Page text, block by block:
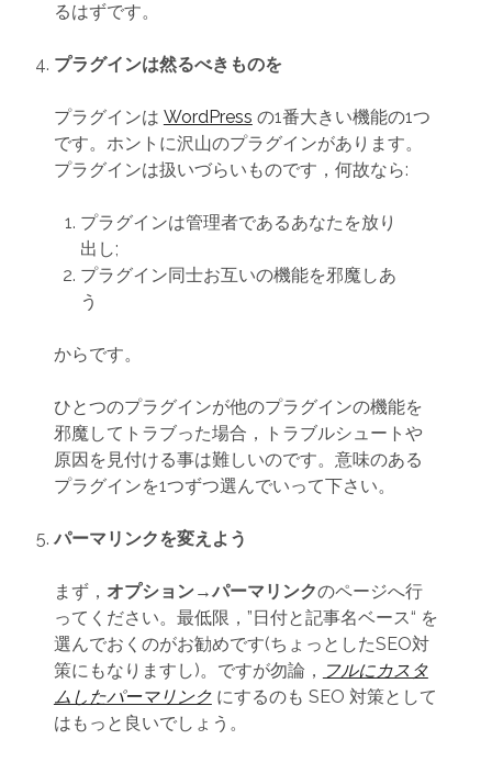
るはずです。
プラグインは然るべきものを
プラグインは WordPress の1番大きい機能の1つ
です。ホントに沢山のプラグインがあります。
プラグインは扱いづらいものです，何故なら:
プラグインは管理者であるあなたを放り
出し;
プラグイン同士お互いの機能を邪魔しあ
う
からです。
ひとつのプラグインが他のプラグインの機能を
邪魔してトラブった場合，トラブルシュートや
原因を見付ける事は難しいのです。意味のある
プラグインを1つずつ選んでいって下さい。
パーマリンクを変えよう
まず， オプション→パーマリンクのページへ行
ってください。最低限，”日付と記事名ベース“ を
選んでおくのがお勧めです(ちょっとしたSEO対
策にもなりますし)。ですが勿論， フルにカスタ
ムしたパーマリンクにするのも SEO 対策として
はもっと良いでしょう。